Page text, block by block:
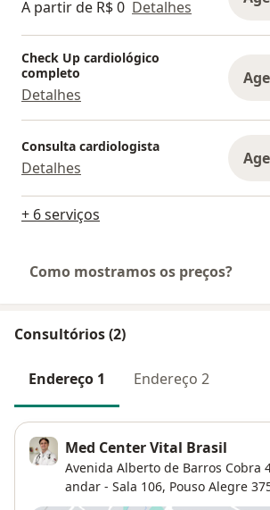
A partir de R$ 0 Detalhes
Check Up cardiológico
completo
Detalhes
Consulta cardiologista
Detalhes
+ 6 serviços
Como mostramos os preços?
Consultórios (2)
Endereço 1 Endereço 2
Med Center Vital Brasil
Avenida Alberto de Barros Cobra
andar - Sala 106, Pouso Alegre